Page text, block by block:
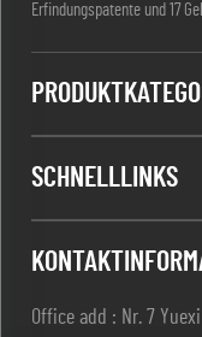
Erfindungspatente und 17
SCHNELLLINKS
Office add : Nr. 7